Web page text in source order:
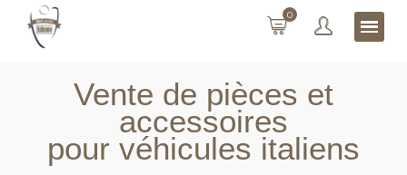
0
Vente de pièces et
accessoires
pour véhicules italiens